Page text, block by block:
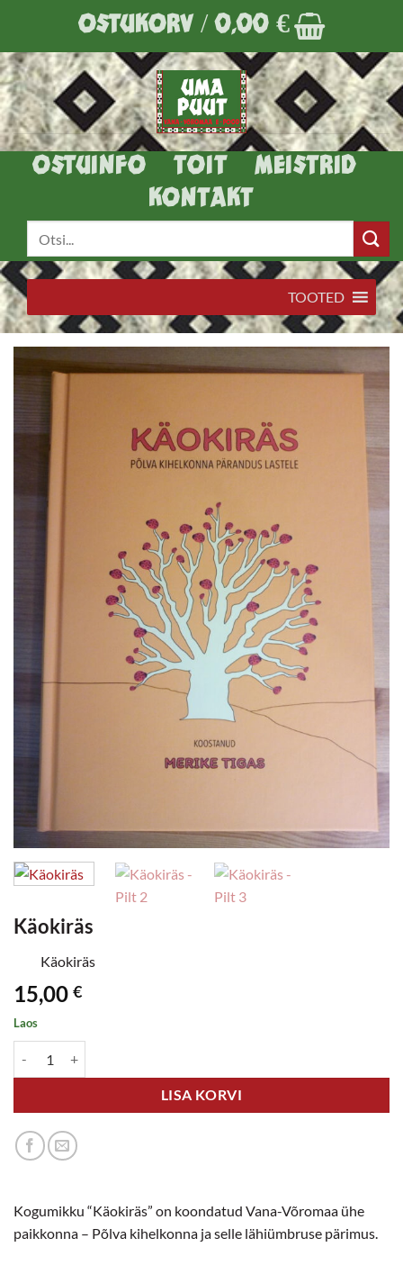
content
OSTUKORV /0,00 €
OSTUINFO TOIT
MEISTRID
KONTAKT
TOOTED
Käokiräs
Käokiräs
15,00 €
Laos
LISA KORVI
Kogumikku “Käokiräs” on koondatud Vana-Võromaa ühe
paikkonna – Põlva kihelkonna ja selle lähiümbruse pärimus.